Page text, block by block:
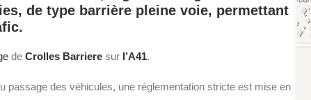
de type barrière pleine voie, permettant
de Crolles Barriere sur l’A41.
passage des véhicules, une réglementation stricte est mise en